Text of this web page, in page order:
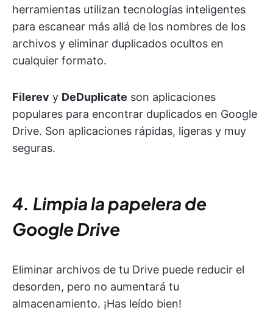
herramientas utilizan tecnologías inteligentes
para escanear más allá de los nombres de los
archivos y eliminar duplicados ocultos en
cualquier formato.
Filerev y DeDuplicate son aplicaciones
populares para encontrar duplicados en Google
Drive. Son aplicaciones rápidas, ligeras y muy
seguras.
4. Limpia la papelera de
Google Drive
Eliminar archivos de tu Drive puede reducir el
desorden, pero no aumentará tu
almacenamiento. ¡Has leído bien!